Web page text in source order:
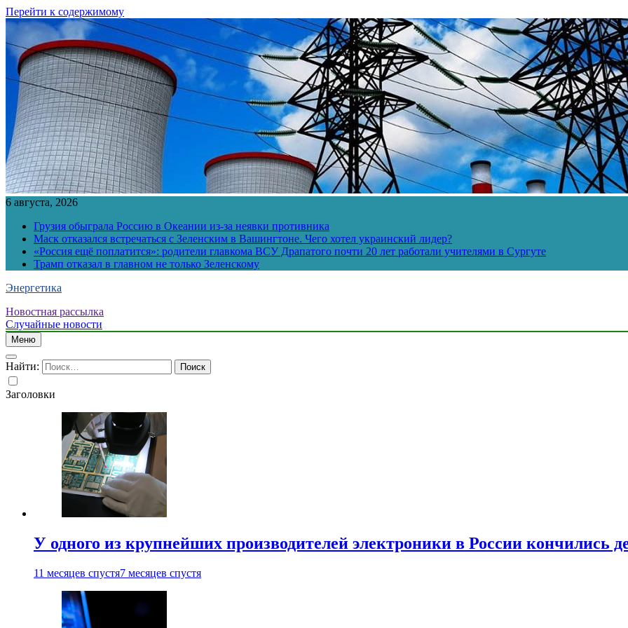
Перейти к содержимому
6 августа, 2026
Грузия обыграла Россию в Океании из-за неявки противника
Маск отказался встречаться с Зеленским в Вашингтоне. Чего хотел украинский лидер?
«Россия ещё поплатится»: родители главкома ВСУ Драпатого почти 20 лет работали учителями в Сургуте
Трамп отказал в главном не только Зеленскому
Энергетика
Новостная рассылка
Случайные новости
Меню
Найти:
Заголовки
У одного из крупнейших производителей электроники в России кончились
11 месяцев спустя7 месяцев спустя